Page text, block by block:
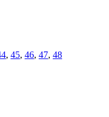
, 45, 46, 47, 48